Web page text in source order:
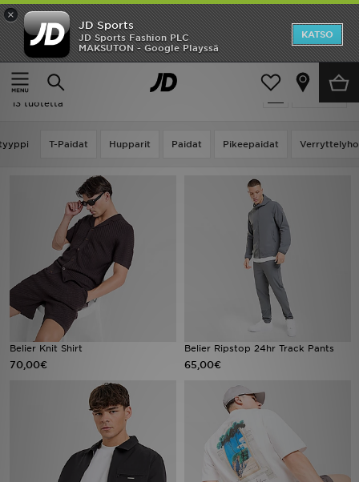
×
JD Sports
JD Sports Fashion PLC
MAKSUTON - Google Playssä
KATSO
Etusivu
Belier
Suodata
Belier
13 tuotetta
T-Paidat Hupparit Paidat Pikeepaidat
Belier Knit Shirt
70,00€
Belier Ripstop 24hr Track Pants
65,00€
Etusivu
Ale
Uutuudet
Suosikit
Tuotemerkit
Inspiroidu
Lataa JD-sovellus
Minun JD